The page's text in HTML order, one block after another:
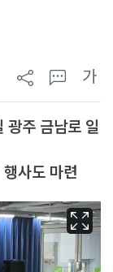
가
주 금남로 일
사도 마련